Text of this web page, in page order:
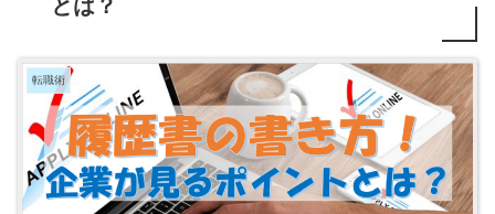
とは？
転職術